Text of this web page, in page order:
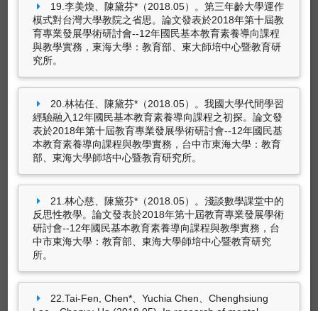
尚無資料
專利
尚無資料
技術轉移
尚無資料
19.李美煥、陳黛芬*（2018.05）。第三年齡大學運作
模式對台灣大學教院之省思。論文發表於2018年第十屆教
育專業發展學術研討會--12年國民基本教育素養導向課程
與教學實務，東海大學：教育部、東大師培中心暨教育研
究所。
20.林祐任、陳黛芬*（2018.05）。我國大學代間學習
經驗融入12年國民基本教育素養導向課程之初探。論文發
表於2018年第十屆教育專業發展學術研討會--12年國民基
本教育素養導向課程與教學實務，台中市東海大學：教育
部、東海大學師培中心暨教育研究所。
21.林心慈、陳黛芬*（2018.05）。淺談數學課堂中的
反思性教學。論文發表於2018年第十屆教育專業發展學術
研討會--12年國民基本教育素養導向課程與教學實務，台
中市東海大學：教育部、東海大學師培中心暨教育研究
所。
22.Tai-Fen, Chen*、Yuchia Chen、Chenghsiung